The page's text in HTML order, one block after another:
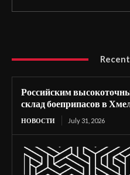
Российским
склад боеприпасов в
НОВОСТИ July 31, 2026